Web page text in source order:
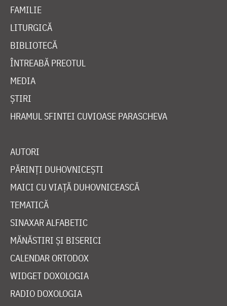
FAMILIE
LITURGICĂ
BIBLIOTECĂ
ÎNTREABĂ PREOTUL
MEDIA
ȘTIRI
HRAMUL SFINTEI CUVIOASE PARASCHEVA
AUTORI
PĂRINȚI DUHOVNICEȘTI
MAICI CU VIAȚĂ DUHOVNICEASCĂ
TEMATICĂ
SINAXAR ALFABETIC
MĂNĂSTIRI ȘI BISERICI
CALENDAR ORTODOX
WIDGET DOXOLOGIA
RADIO DOXOLOGIA